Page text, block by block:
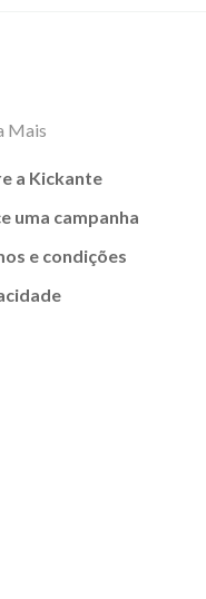
Mais
a Kickante
uma campanha
e condições